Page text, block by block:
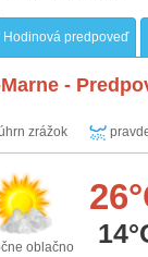
Hodinová predpoveď
-
zrážok
oblačno